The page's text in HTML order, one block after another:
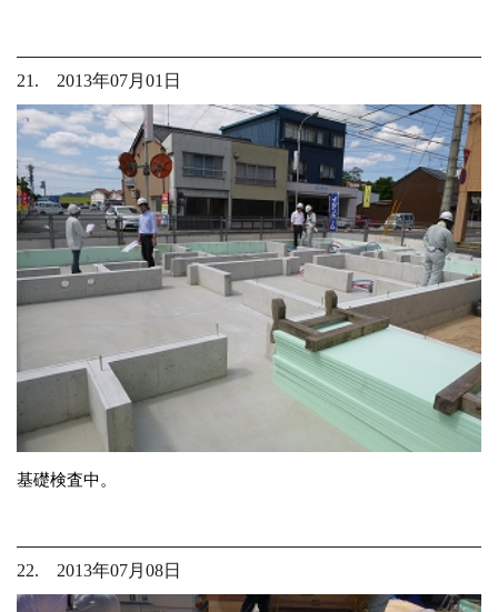
21. 2013年07月01日
基礎検査中。
22. 2013年07月08日